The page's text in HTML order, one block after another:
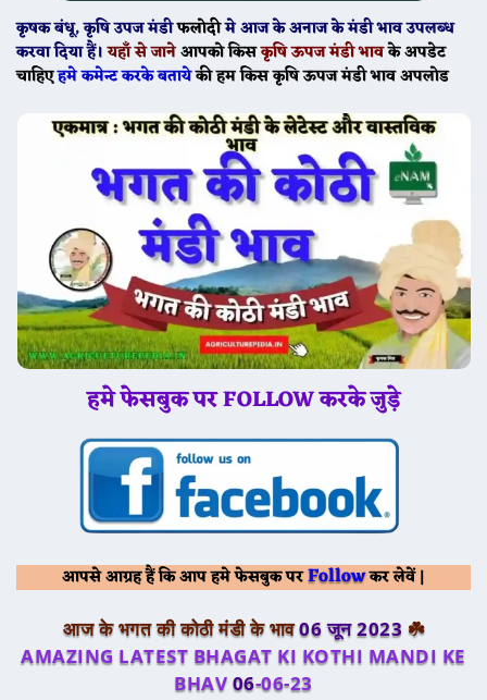
कृषक बंधू, कृषि उपज मंडीफलोदीमेआज केअनाज के मंडी भाव उपलब्ध
करवा दिया हैं। यहाँ से जानेआपको किसकृषि ऊपज मंडी भावके अपडेट
चाहिएहमे कमेन्ट करके बतायेकी हम किस कृषि ऊपज मंडी भाव अपलोड
हमे फेसबुक पर FOLLOW करके जुड़े
आपसे आग्रह हैं कि आप हमे फेसबुक परFollowकर लेवें |
आज के भगत की कोठी मंडी के भाव06 जून2023 ☘️
AMAZING LATEST BHAGAT KI KOTHI MANDI KE
BHAV 06-06-23